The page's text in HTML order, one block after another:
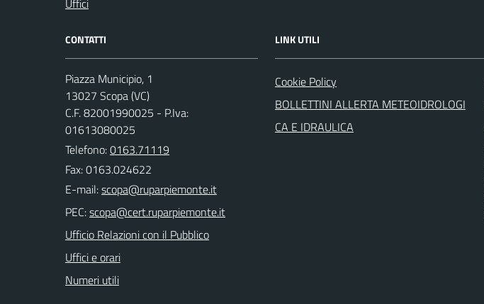
Uffici
CONTATTI
Piazza Municipio, 1
13027 Scopa (VC)
C.F. 82001990025 - P.Iva:
01613080025
Telefono:0163.71119
Fax: 0163.024622
E-mail:
PEC:
Ufficio Relazioni con il Pubblico
Uffici e orari
Numeri utili
LINK UTILI
Cookie Policy
BOLLETTINI ALLERTA METEOIDROLOGI
CA E IDRAULICA